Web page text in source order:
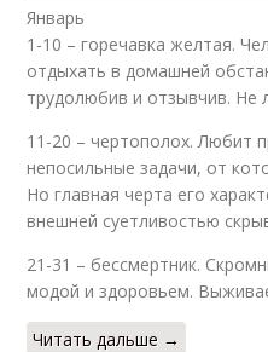
Январь
1-10 – горечавка желтая.
отдыхать в домашней
трудолюбив и отзывчив. Не
11-20 – чертополох. Любит
непосильные задачи, от
Но главная черта его
внешней суетливостью
21-31 – бессмертник.
модой и здоровьем.
Читать дальше →